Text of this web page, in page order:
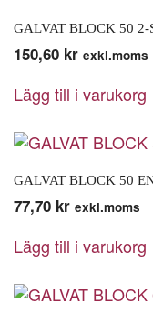
GALVAT BLOCK 50
150,60 kr exkl.moms
Lägg till i varukorg
GALVAT BLOCK 50
77,70 kr exkl.moms
Lägg till i varukorg